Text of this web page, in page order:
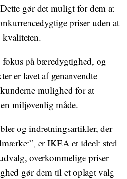
gør det muligt for dem at
priser uden at
kvaliteten.
på bæredygtighed, og
er lavet af genanvendte
mulighed for at
miljøvenlig måde.
og indretningsartikler, der
er IKEA et ideelt sted
overkommelige priser
gør dem til et oplagt valg